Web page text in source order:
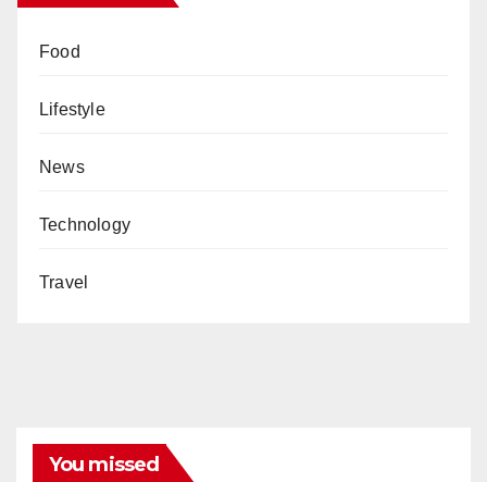
Food
Lifestyle
News
Technology
Travel
You missed